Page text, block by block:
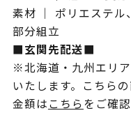
素材 ｜ ポリエステル
部分組立
■玄関先配送■
※北海道・九州エリ
いたします。こちら
金額はこちらをご確